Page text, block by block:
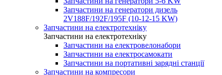
Запчастини на генератори дизель
2V188F/192F/195F (10-12-15 KW)
Запчастини на електротехніку
Запчастини на електротехніку
Запчастини на електровелонабори
Запчастини на електросамокати
Запчастини на портативні зарядні станції
Запчастини на компресори